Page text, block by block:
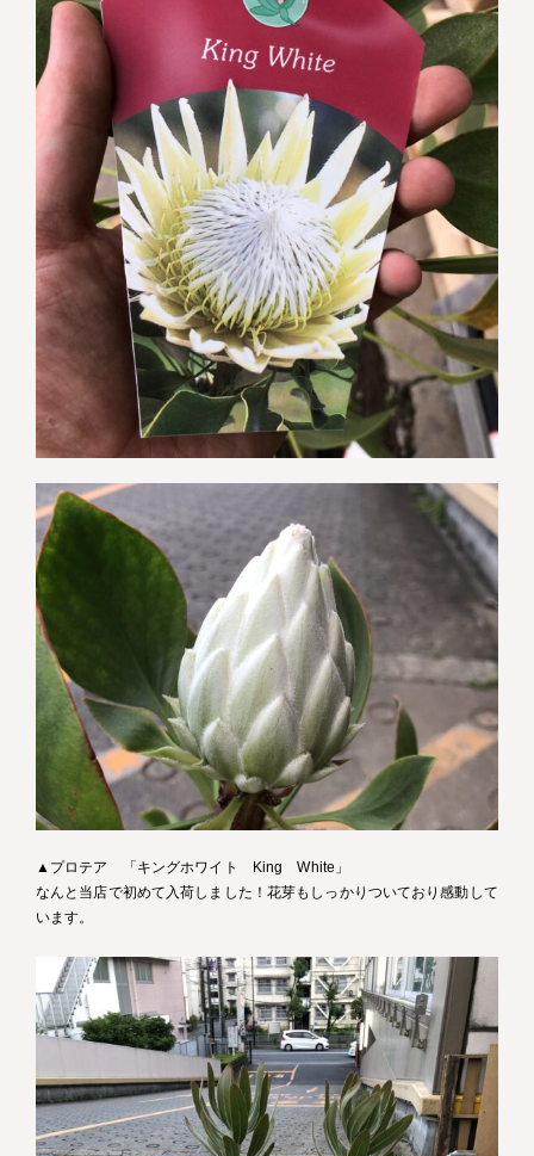
▲プロテア 「キングホワイト King White」
なんと当店で初めて入荷しました！花芽もしっかりついており感動して
います。